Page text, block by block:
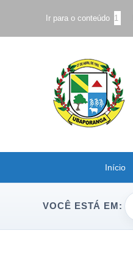
Ir para o conteúdo 1
Início
VOCÊ ESTÁ EM: